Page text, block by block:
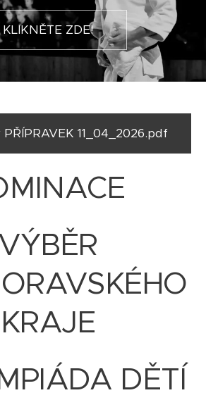
KLIKNĚTE ZDE!
11_04_2026.pdf
KRAJE
DĚTÍ